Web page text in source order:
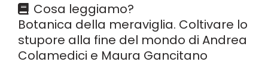
Cosa leggiamo?
Botanica della meraviglia. Coltivare lo
stupore alla fine del mondo di Andrea
Colamedici e Maura Gancitano